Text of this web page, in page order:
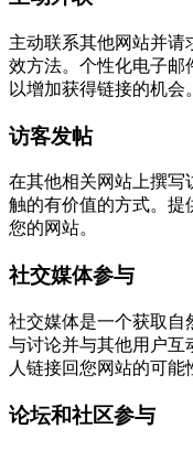
主动联系其他网站并
效方法。个性化电子邮
以增加获得链接的机会。
访客发帖
在其他相关网站上撰写
触的有价值的方式。提
您的网站。
社交媒体参与
社交媒体是一个获取自
与讨论并与其他用户互
人链接回您网站的可能
论坛和社区参与